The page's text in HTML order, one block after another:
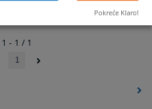
1 - 1 / 1
1
Pokreće Klaro!